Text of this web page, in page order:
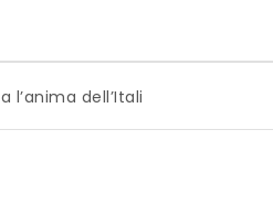
| Milano è pronta a diventare